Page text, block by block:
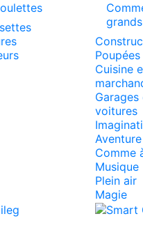
grands
Cuisine
Garages
voitures
Aventure
Comme
Musique
Plein air
Magie